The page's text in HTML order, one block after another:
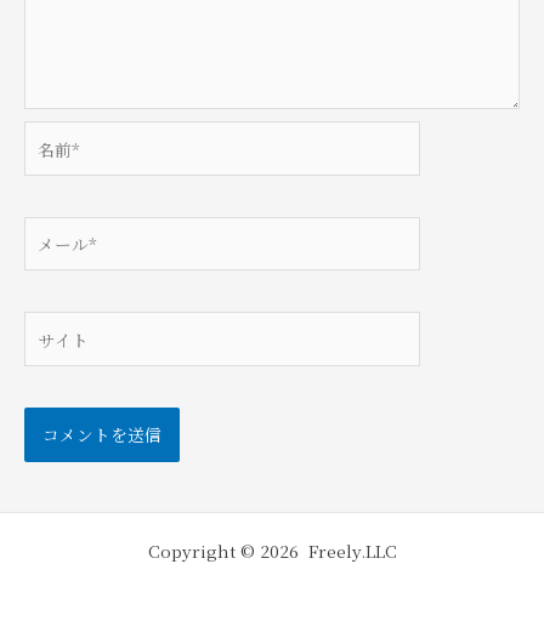
前
ー
*
Copyright © 2026 Freely.LLC